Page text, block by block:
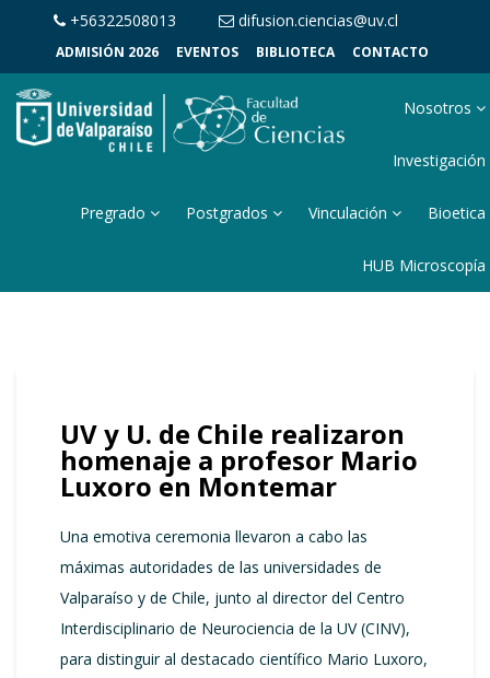
+56322508013 difusion.ciencias@uv.cl
ADMISIÓN 2026 EVENTOS BIBLIOTECA CONTACTO
Nosotros
Investigación
Pregrado Postgrados Vinculación Bioetica
HUB Microscopía
UV y U. de Chile realizaron
homenaje a profesor Mario
Luxoro en Montemar
Una emotiva ceremonia llevaron a cabo las
máximas autoridades de las universidades de
Valparaíso y de Chile, junto al director del Centro
Interdisciplinario de Neurociencia de la UV (CINV),
para distinguir al destacado científico Mario Luxoro,